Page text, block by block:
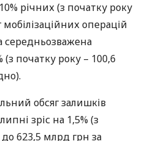
річних (з початку року
операцій
середньозважена
(з початку року – 100,6
обсяг залишків
зріс на 1,5% (з
623,5 млрд грн за